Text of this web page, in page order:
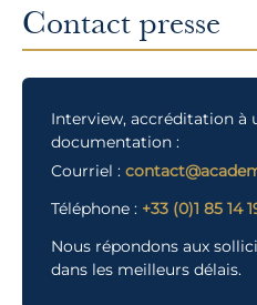
Contact presse
Interview, accréditation à
documentation :
Courriel :
Téléphone : +33 (0)1 85 14
Nous répondons aux
dans les meilleurs délais.